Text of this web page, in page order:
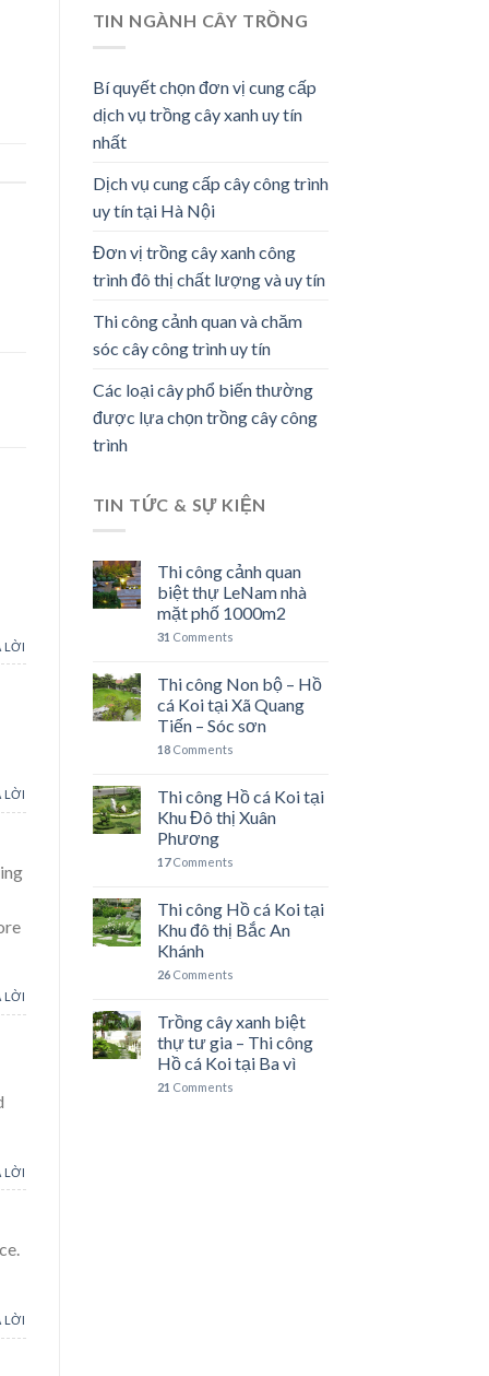
LỜI
LỜI
LỜI
LỜI
LỜI
TIN NGÀNH CÂY TRỒNG
Bí quyết chọn đơn vị cung cấp
dịch vụ trồng cây xanh uy tín
nhất
Dịch vụ cung cấp cây công trình
uy tín tại Hà Nội
Đơn vị trồng cây xanh công
trình đô thị chất lượng và uy tín
Thi công cảnh quan và chăm
sóc cây công trình uy tín
Các loại cây phổ biến thường
được lựa chọn trồng cây công
trình
TIN TỨC & SỰ KIỆN
Thi công cảnh quan
biệt thự LeNam nhà
mặt phố 1000m2
31 Comments
Thi công Non bộ – Hồ
cá Koi tại Xã Quang
Tiến – Sóc sơn
18Comments
Thi công Hồ cá Koi tại
Khu Đô thị Xuân
Phương
17Comments
Thi công Hồ cá Koi tại
Khu đô thị Bắc An
Khánh
26Comments
Trồng cây xanh biệt
thự tư gia – Thi công
Hồ cá Koi tại Ba vì
21 Comments